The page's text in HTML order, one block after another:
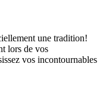
une tradition!
lors de vos
vos incontournables